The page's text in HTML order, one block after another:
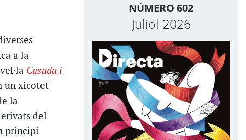
a la
Casada i
un xicotet
la
del
principi
NÚMERO 602
Juliol 2026